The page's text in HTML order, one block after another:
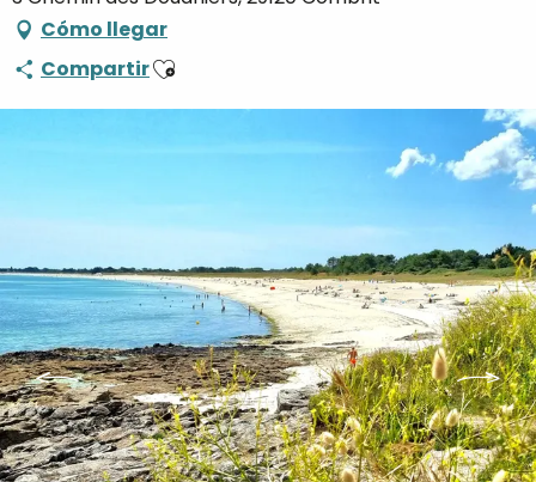
Cómo llegar
CompartirAjouter aux favoris